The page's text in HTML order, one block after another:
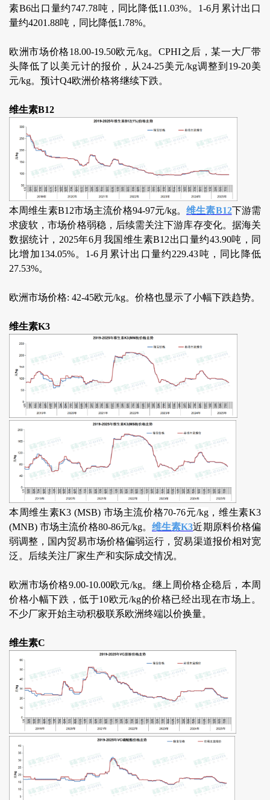
素B6出口量约747.78吨，同比降低11.03%。1-6月累计出口
量约4201.88吨，同比降低1.78%。
欧洲市场价格18.00-19.50欧元/kg。CPHI之后，某一大厂带
头降低了以美元计的报价，从24-25美元/kg调整到19-20美
元/kg。预计Q4欧洲价格将继续下跌。
维生素B12
本周维生素B12市场主流价格94-97元/kg。维生素B12下游需
求疲软，市场价格弱稳，后续需关注下游库存变化。据海关
数据统计，2025年6月我国维生素B12出口量约43.90吨，同
比增加134.05%。1-6月累计出口量约229.43吨，同比降低
27.53%。
欧洲市场价格: 42-45欧元/kg。价格也显示了小幅下跌趋势。
维生素K3
本周维生素K3 (MSB) 市场主流价格70-76元/kg，维生素K3
(MNB) 市场主流价格80-86元/kg。维生素K3近期原料价格偏
弱调整，国内贸易市场价格偏弱运行，贸易渠道报价相对宽
泛。后续关注厂家生产和实际成交情况。
欧洲市场价格9.00-10.00欧元/kg。继上周价格企稳后，本周
价格小幅下跌，低于10欧元/kg的价格已经出现在市场上。
不少厂家开始主动积极联系欧洲终端以价换量。
维生素C